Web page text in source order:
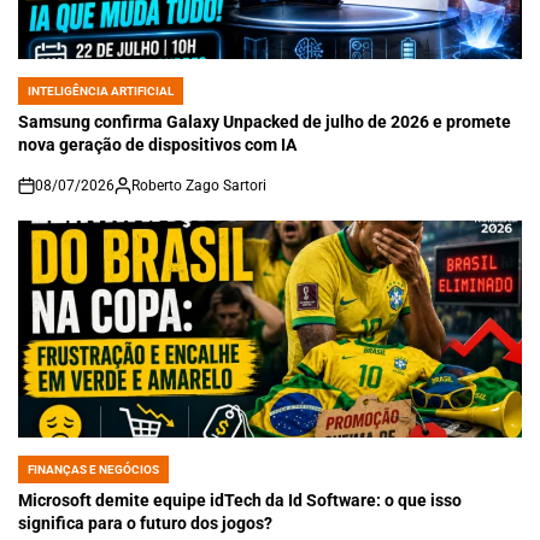
POSTED
IN
INTELIGÊNCIA ARTIFICIAL
Samsung confirma Galaxy Unpacked de julho de 2026 e promete
nova geração de dispositivos com IA
on
08/07/2026 Roberto Zago Sartori
POSTED
IN
FINANÇAS E NEGÓCIOS
Microsoft demite equipe idTech da Id Software: o que isso
significa para o futuro dos jogos?